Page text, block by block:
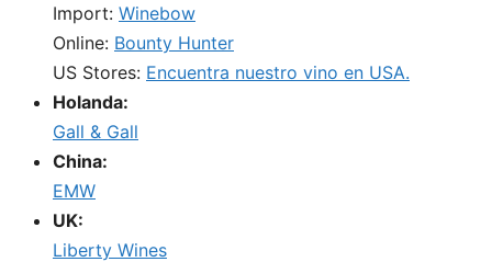
Import: Winebow
Online: Bounty Hunter
US Stores: Encuentra nuestro vino en USA.
Holanda:
Gall & Gall
China:
EMW
UK:
Liberty Wines